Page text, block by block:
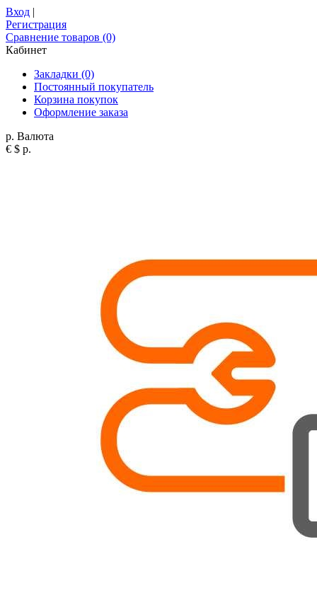
Вход |
Регистрация
Сравнение товаров (0)
Кабинет
Закладки (0)
Постоянный покупатель
Корзина покупок
Оформление заказа
р. Валюта
€ $ р.